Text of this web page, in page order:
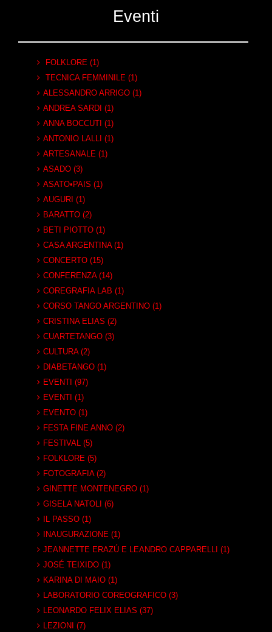
Eventi
FOLKLORE (1)
TECNICA FEMMINILE (1)
ALESSANDRO ARRIGO (1)
ANDREA SARDI (1)
ANNA BOCCUTI (1)
ANTONIO LALLI (1)
ARTESANALE (1)
ASADO (3)
ASATO•PAIS (1)
AUGURI (1)
BARATTO (2)
BETI PIOTTO (1)
CASA ARGENTINA (1)
CONCERTO (15)
CONFERENZA (14)
COREGRAFIA LAB (1)
CORSO TANGO ARGENTINO (1)
CRISTINA ELIAS (2)
CUARTETANGO (3)
CULTURA (2)
DIABETANGO (1)
EVENTI (97)
EVENTI (1)
EVENTO (1)
FESTA FINE ANNO (2)
FESTIVAL (5)
FOLKLORE (5)
FOTOGRAFIA (2)
GINETTE MONTENEGRO (1)
GISELA NATOLI (6)
IL PASSO (1)
INAUGURAZIONE (1)
JEANNETTE ERAZÚ E LEANDRO CAPPARELLI (1)
JOSÉ TEIXIDO (1)
KARINA DI MAIO (1)
LABORATORIO COREOGRAFICO (3)
LEONARDO FELIX ELIAS (37)
LEZIONI (7)